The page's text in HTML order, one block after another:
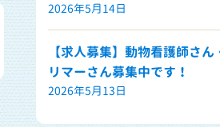
2026年5月14日
【求人募集】動物看護師さん
リマーさん募集中です！
2026年5月13日